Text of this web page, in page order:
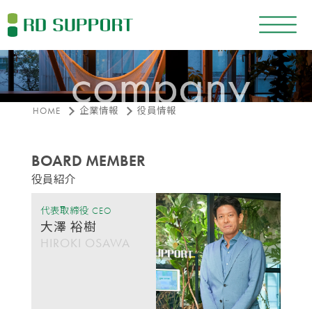
HOME 企業情報 役員情報
BOARD MEMBER
役員紹介
代表取締役 CEO
大澤 裕樹
HIROKI OSAWA